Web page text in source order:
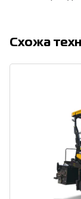
Cхожа